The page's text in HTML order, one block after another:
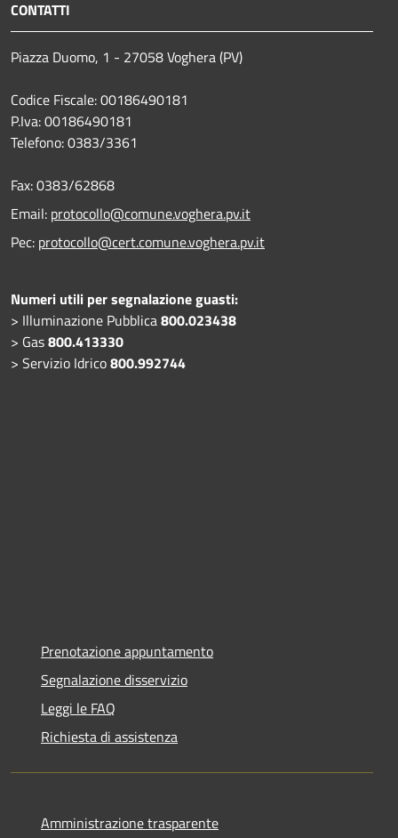
CONTATTI
Piazza Duomo, 1 - 27058 Voghera (PV)
Codice Fiscale: 00186490181
P.Iva: 00186490181
Telefono:0383/3361
Fax:0383/62868
Email: protocollo@comune.voghera.pv.it
Pec: protocollo@cert.comune.voghera.pv.it
Numeri utili per segnalazione guasti:
> Illuminazione Pubblica800.023438
> Gas800.413330
> Servizio Idrico800.992744
Prenotazione appuntamento
Segnalazione disservizio
Leggi le FAQ
Richiesta di assistenza
Amministrazione trasparente